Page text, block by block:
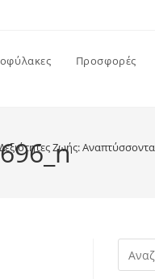
Προσφορές
Ζωής: